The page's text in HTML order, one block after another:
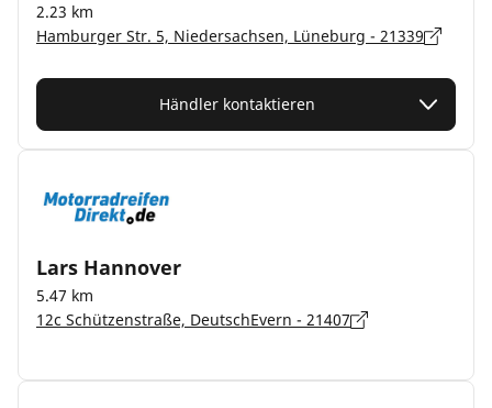
2.23 km
Hamburger Str. 5, Niedersachsen, Lüneburg - 21339
Händler kontaktieren
Lars Hannover
5.47 km
12c Schützenstraße, DeutschEvern - 21407